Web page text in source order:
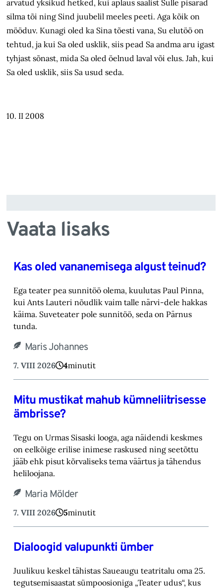
arvatud yksikud hetked, kui aplaus saalist Sulle pisarad
silma tõi ning Sind juubelil meeles peeti. Aga kõik on
mööduv. Kunagi oled ka Sina tõesti vana, Su elutöö on
tehtud, ja kui Sa oled usklik, siis pead Sa andma aru igast
tyhjast sõnast, mida Sa oled öelnud laval või elus. Jah, kui
Sa oled usklik, siis Sa usud seda.
10. II 2008
Vaata lisaks
Kas oled vananemisega algust teinud?
Ega teater pea sunnitöö olema, kuulutas Paul Pinna,
kui Ants Lauteri nõudlik vaim talle närvi-‎dele hakkas
käima. Suveteater pole sunnitöö, seda on Pärnus
tunda.‎
Maris Johannes
7. VIII 2026 4minutit
Mitu mustikat mahub kümneliitrisesse
ämbrisse?
Tegu on Urmas Sisaski looga, aga näidendi keskmes
on eelkõige erilise inimese raskused ning ‎seetõttu
jääb ehk pisut kõrvaliseks tema väärtus ja tähendus
heliloojana.‎
Maria Mölder
7. VIII 2026 5minutit
Dialoogid valupunkti ümber
Juulikuu keskel tähistas Saueaugu teatritalu oma 25.
tegutsemisaastat sümpoosioniga „Teater ‎udus“, kus